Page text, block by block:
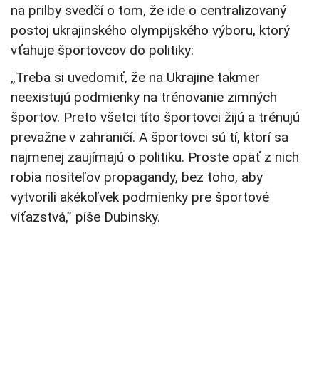
na prilby svedčí o tom, že ide o centralizovaný
postoj ukrajinského olympijského výboru, ktorý
vťahuje športovcov do politiky:
„Treba si uvedomiť, že na Ukrajine takmer
neexistujú podmienky na trénovanie zimných
športov. Preto všetci títo športovci žijú a trénujú
prevažne v zahraničí. A športovci sú tí, ktorí sa
najmenej zaujímajú o politiku. Proste opäť z nich
robia nositeľov propagandy, bez toho, aby
vytvorili akékoľvek podmienky pre športové
víťazstvá,” píše Dubinsky.